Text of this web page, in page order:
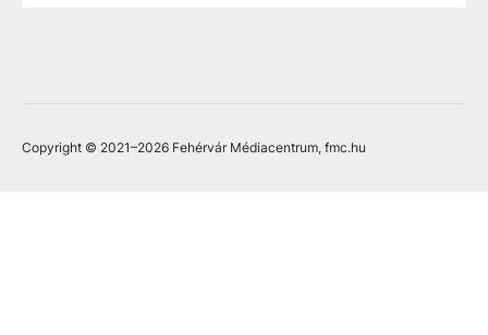
Copyright © 2021–2026 Fehérvár Médiacentrum, fmc.hu